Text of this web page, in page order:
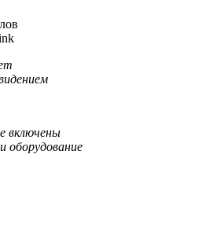
включены
оборудование